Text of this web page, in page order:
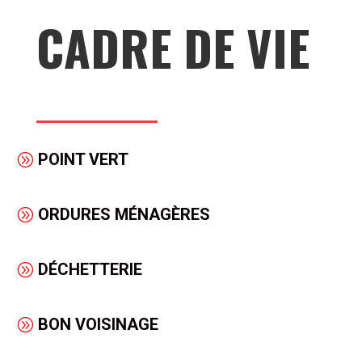
CADRE DE VIE
POINT VERT
ORDURES MÉNAGÈRES
DÉCHETTERIE
BON VOISINAGE